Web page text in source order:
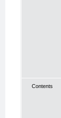
Contents